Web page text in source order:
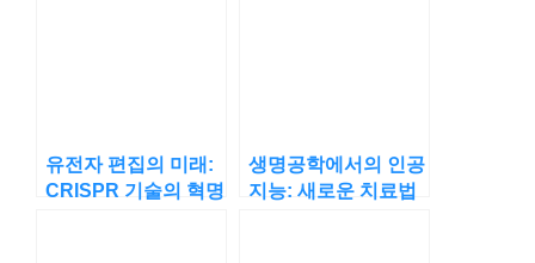
유전자 편집의 미래:
CRISPR 기술의 혁명
생명공학에서의 인공
지능: 새로운 치료법